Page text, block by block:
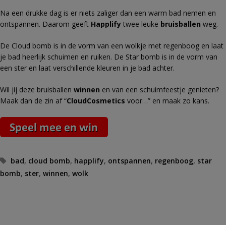
Na een drukke dag is er niets zaliger dan een warm bad nemen en
ontspannen. Daarom geeft Happlify twee leuke bruisballen weg.
De Cloud bomb is in de vorm van een wolkje met regenboog en laat
je bad heerlijk schuimen en ruiken. De Star bomb is in de vorm van
een ster en laat verschillende kleuren in je bad achter.
Wil jij deze bruisballen winnen en van een schuimfeestje genieten?
Maak dan de zin af “CloudCosmetics voor…” en maak zo kans.
Tags
bad, cloud bomb, happlify, ontspannen, regenboog, star
bomb, ster, winnen, wolk